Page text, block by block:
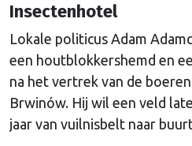
Insectenhotel
Lokale politicus Adam
een houtblokkershemd en
na het vertrek van de
Brwinów. Hij wil een veld
jaar van vuilnisbelt naar